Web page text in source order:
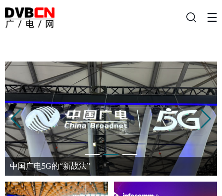
搜
中国广电5G的“新战法”